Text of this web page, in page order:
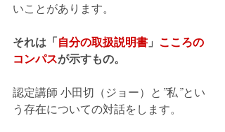
いことがあります。
それは「自分の取扱説明書 」 こころの
コンパスが示すもの。
認定講師 小田切（ジョー）と”私”とい
う存在についての対話をします。